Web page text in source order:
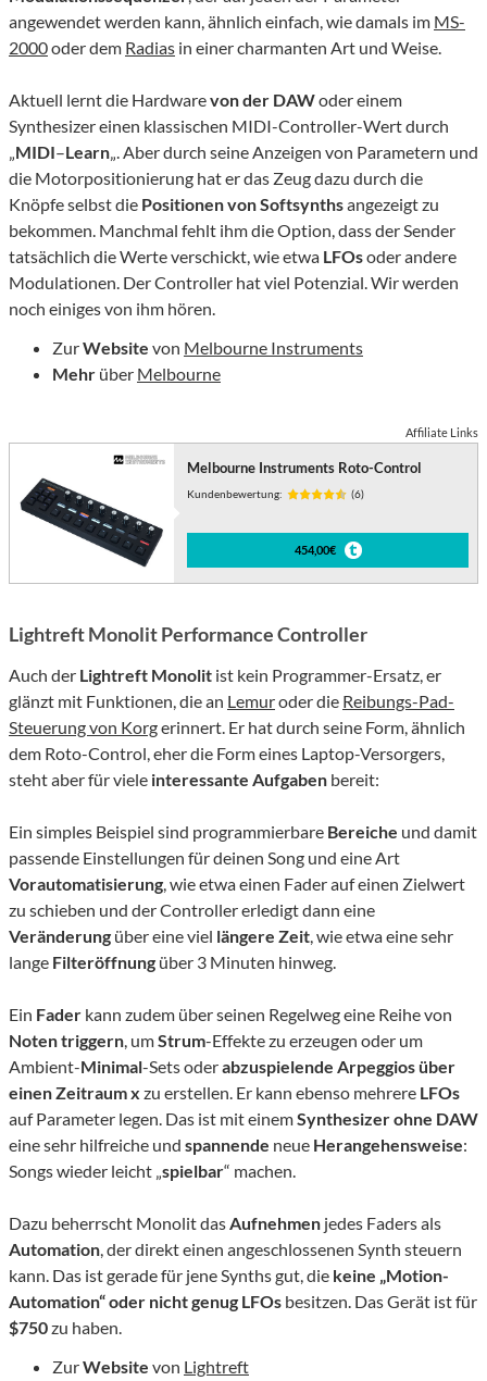
angewendet werden kann, ähnlich einfach, wie damals im MS-
2000oder dem Radias in einer charmanten Art und Weise.
Aktuell lernt die Hardwarevon der DAWoder einem
Synthesizer einen klassischen MIDI-Controller-Wert durch
„MIDI–Learn„. Aber durch seine Anzeigen von Parametern und
die Motorpositionierung hat er das Zeug dazu durch die
Knöpfe selbst die Positionen von Softsynthsangezeigt zu
bekommen. Manchmal fehlt ihm die Option, dass der Sender
tatsächlich die Werte verschickt, wie etwa LFOsoder andere
Modulationen. Der Controller hat viel Potenzial. Wir werden
noch einiges von ihm hören.
ZurWebsite von Melbourne Instruments
Mehr über Melbourne
Affiliate Links
Melbourne Instruments Roto-Control
Kundenbewertung: (6)
454,00€
LightreftMonolit Performance Controller
Auch der Lightreft Monolit ist kein Programmer-Ersatz, er
glänzt mit Funktionen, die an Lemuroder die Reibungs-Pad-
Steuerung von Korgerinnert. Er hat durch seine Form, ähnlich
dem Roto-Control, eher die Form eines Laptop-Versorgers,
steht aber für viele interessante Aufgaben bereit:
Ein simples Beispiel sind programmierbare Bereiche und damit
passende Einstellungen für deinen Song und eine Art
Vorautomatisierung, wie etwa einen Fader auf einen Zielwert
zu schieben und der Controller erledigt dann eine
Veränderung über eine viel längere Zeit, wie etwa eine sehr
lange Filteröffnung über 3 Minuten hinweg.
Ein Fader kann zudem über seinen Regelweg eine Reihe von
Notentriggern, umStrum-Effekte zu erzeugen oder um
Ambient-Minimal-Sets oderabzuspielende Arpeggios über
einen Zeitraum x zu erstellen. Er kann ebenso mehrere LFOs
auf Parameter legen. Das ist mit einemSynthesizer ohne DAW
eine sehr hilfreiche und spannende neue Herangehensweise:
Songs wieder leicht „spielbar“ machen.
Dazu beherrscht Monolit dasAufnehmen jedes Faders als
Automation, der direkt einen angeschlossenen Synth steuern
kann. Das ist gerade für jene Synths gut, die keine „Motion-
Automation“ oder nicht genug LFOs besitzen. Das Gerät ist für
$750zu haben.
ZurWebsite von Lightreft